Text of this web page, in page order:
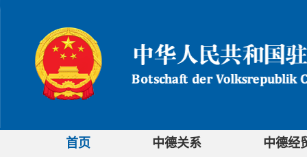
首页 中德关系 中德经